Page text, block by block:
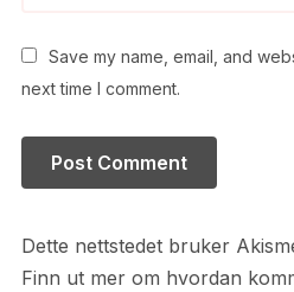
Save my name, email, and
next time I comment.
Dette nettstedet bruker
Finn ut mer om hvordan